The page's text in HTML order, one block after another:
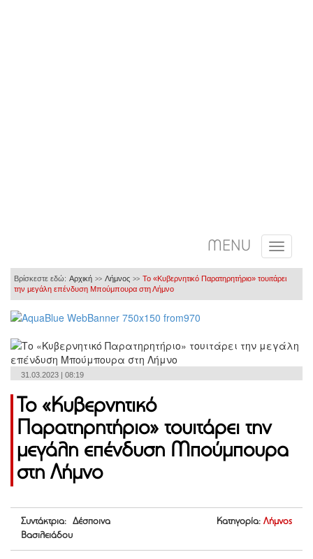
MENU
Βρίσκεστε εδώ: Αρχική >> Λήμνος >> Το «Κυβερνητικό Παρατηρητήριο» τουιτάρει
την μεγάλη επένδυση Μπούμπουρα στη Λήμνο
31.03.2023 | 08:19
Το «Κυβερνητικό
Παρατηρητήριο» τουιτάρει την
μεγάλη επένδυση Μπούμπουρα
στη Λήμνο
Συντάκτρια: Δέσποινα
Βασιλειάδου
Κατηγορία: Λήμνος